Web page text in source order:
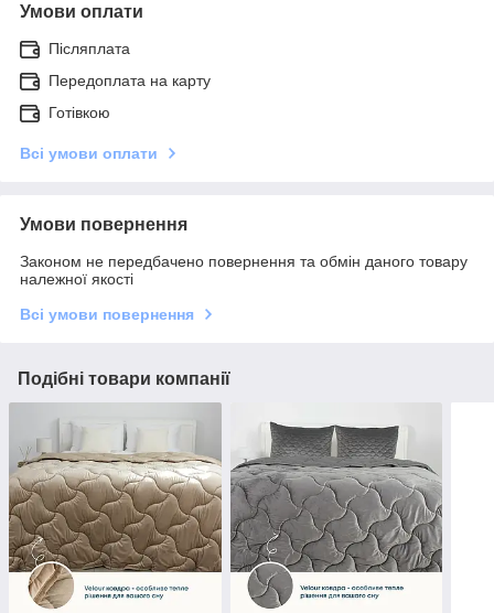
Умови оплати
Післяплата
Передоплата на карту
Готівкою
Всі умови оплати
Умови повернення
Законом не передбачено повернення та обмін даного товару
належної якості
Всі умови повернення
Подібні товари компанії